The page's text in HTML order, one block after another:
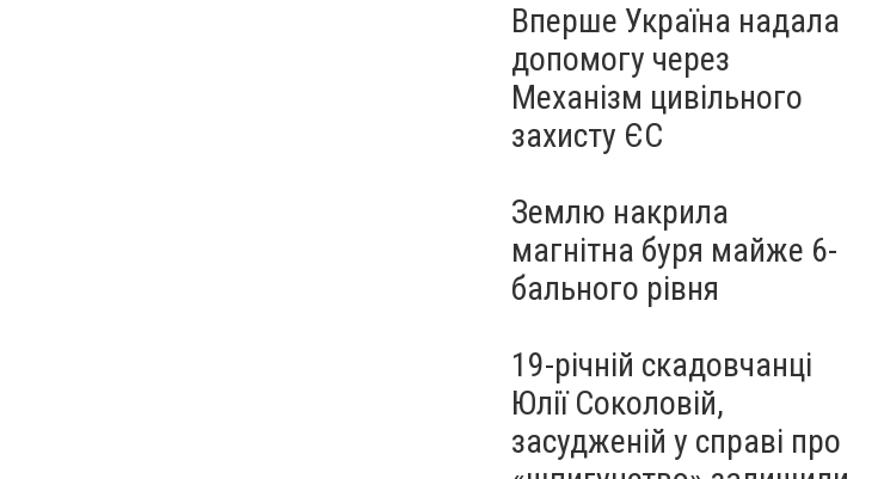
Вперше Україна надала
допомогу через
Механізм цивільного
захисту ЄС
Землю накрила
магнітна буря майже 6-
бального рівня
19-річній скадовчанці
Юлії Соколовій,
засудженій у справі про